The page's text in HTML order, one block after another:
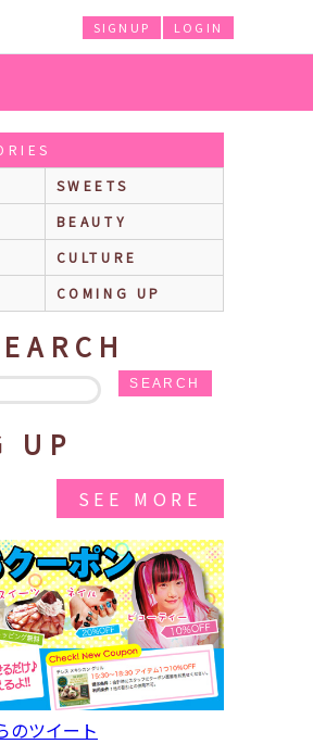
LOGIN
SIGNUP
ター誕生30周年カフェ × サンデーブランチ
SWEETS
BEAUTY
CULTURE
COMING UP
SEARCH
UP
SEE MORE
のツイート